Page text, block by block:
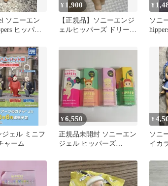
ソニーエン
ヒッパー
¥ 1,900
【正規品】ソニーエンジ
ェルヒッパーズ ドリーミ
¥
ソニ
ジェル ミニフ
ャーム
¥6,550
正規品未開封 ソニーエン
ジェル ヒッパーズ
¥
ソニ
イカ